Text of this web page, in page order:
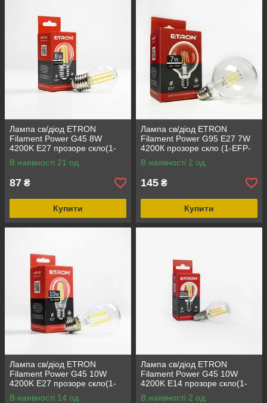
Лампа св/діод ETRON
Filament Power G45 8W
4200K E27 прозоре скло(1-
EFP-142)
В наявності 21 од.
87 ₴
Купити
Лампа св/діод ETRON
Filament Power G95 E27 7W
4200К прозоре скло (1-EFP-
162)
В наявності 2 од.
145 ₴
Купити
Лампа св/діод ETRON
Filament Power G45 10W
4200K E27 прозоре скло(1-
EFP-156)
В наявності 14 од.
Лампа св/діод ETRON
Filament Power G45 10W
4200K E14 прозоре скло(1-
ELP-158)
В наявності 2 од.